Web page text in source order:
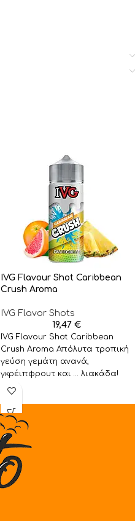
IVG Flavour Shot Caribbean
Crush Aroma
IVG Flavor Shots
19,47 €
IVG Flavour Shot Caribbean
Crush Aroma Απόλυτα τροπική
γεύση γεμάτη ανανά,
γκρέιπφρουτ και … λιακάδα!
Στην κάθε συσκευασία IVG